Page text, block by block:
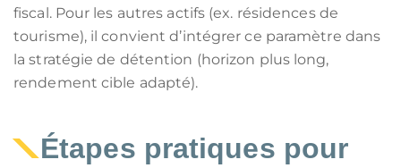
fiscal. Pour les autres actifs (ex. résidences de
tourisme), il convient d’intégrer ce paramètre dans
la stratégie de détention (horizon plus long,
rendement cible adapté).
Étapes pratiques pour